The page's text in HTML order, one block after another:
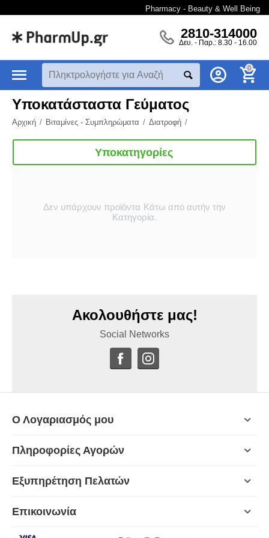
Pharmacy - Beauty & Well Being
2810-314000
Δευ. - Παρ.: 8.30 - 16.00
0
Υποκατάσταστα Γεύματος
Αρχική / Βιταμίνες - Συμπληρώματα / Διατροφή /
Υποκατηγορίες
Δεν υπάρχουν προϊόντα Κάτω από αυτήν την
Κατηγορία.
Ακολουθήστε μας!
Social Networks
Ο Λογαριασμός μου
Πληροφορίες Αγορών
Εξυπηρέτηση Πελατών
Επικοινωνία